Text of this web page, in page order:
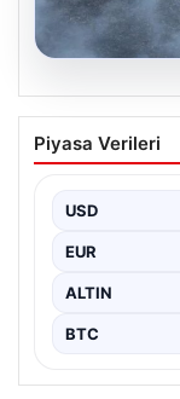
Tunceli’de
sıçrayan
Piyasa Verileri
USD
EUR
ALTIN
BTC